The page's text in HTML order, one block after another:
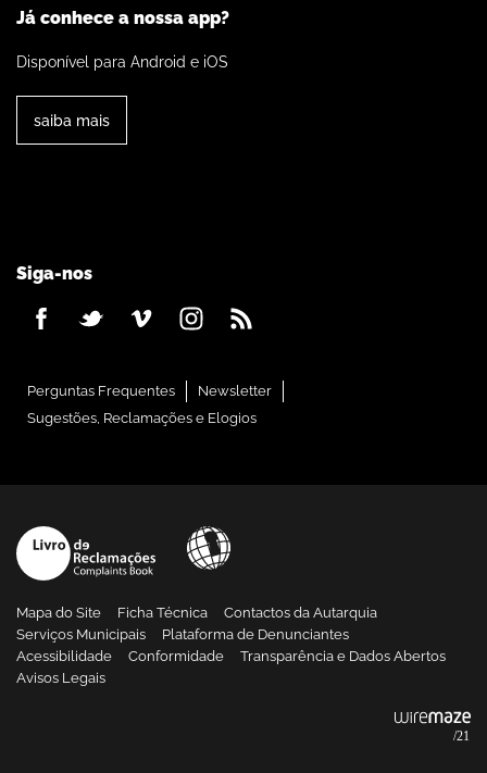
Já conhece a nossa app?
Disponível para Android e iOS
saiba mais
Siga-nos
Perguntas Frequentes
Newsletter
Sugestões, Reclamações e Elogios
Mapa do Site Ficha Técnica
Contactos da Autarquia
Serviços Municipais
Plataforma de Denunciantes
Acessibilidade
Conformidade
Transparência e Dados Abertos
Avisos Legais